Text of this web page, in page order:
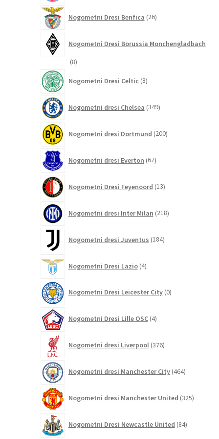
Nogometni Dresi Benfica 26izdelkov
Nogometni Dresi Borussia Monchengladbach
88
Nogometni Dresi Celtic 8izdelkov
Nogometni dresi Chelsea 349izdelkov
Nogometni dresi Dortmund 200izdelkov
Nogometni dresi Everton 67izdelkov
Nogometni Dresi Feyenoord 13izdelkov
Nogometni dresi Inter Milan 218izdelkov
Nogometni dresi Juventus 184izdelkov
Nogometni Dresi Lazio 4izdelki
Nogometni Dresi Leicester City 0izdelkov
Nogometni Dresi Lille OSC 4izdelki
Nogometni dresi Liverpool 376izdelkov
Nogometni dresi Manchester City 464izdelkov
Nogometni dresi Manchester United 325izdelkov
Nogometni Dresi Newcastle United 84izdelkov